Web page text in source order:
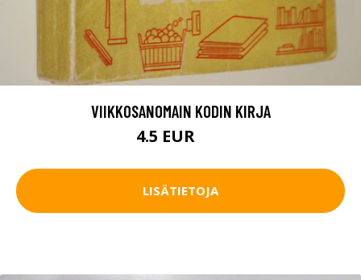
VIIKKOSANOMAIN KODIN KIRJA
4.5 EUR
LISÄTIETOJA